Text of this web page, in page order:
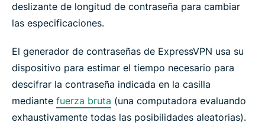
deslizante de longitud de contraseña para cambiar
las especificaciones.
El generador de contraseñas de ExpressVPN usa su
dispositivo para estimar el tiempo necesario para
descifrar la contraseña indicada en la casilla
mediante fuerza bruta (una computadora evaluando
exhaustivamente todas las posibilidades aleatorias).